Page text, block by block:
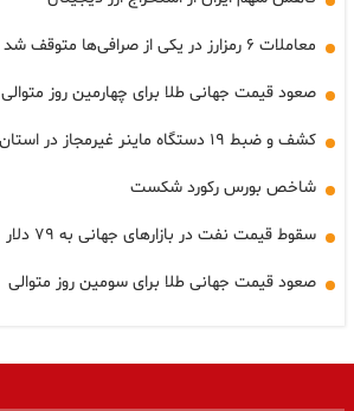
معاملات ۶ رمزارز در یکی از صرافی‌ها متوقف شد
صعود قیمت جهانی طلا برای چهارمین روز متوالی
کشف و ضبط ۱۹ دستگاه ماینر غیرمجاز در استان مازندران
شاخص بورس رکورد شکست
سقوط قیمت نفت در بازارهای جهانی به ۷۹ دلار
صعود قیمت جهانی طلا برای سومین روز متوالی